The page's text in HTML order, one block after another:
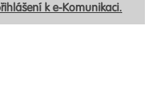
k e-Komunikaci.